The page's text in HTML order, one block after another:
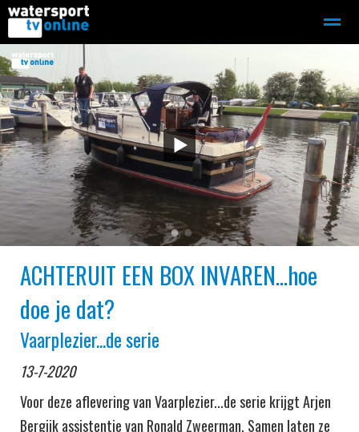
Zeilen Motorboot-sloep Redactie
Home Contact Bellen Zoeken
●●
ACHTERUIT EEN BOX INVAREN...hoe
doe je dat?
Vaarplezier...de serie
13-7-2020
Voor deze aflevering van Vaarplezier...de serie krijgt Arjen
Bergijk assistentie van Ronald Zweerman. Samen laten ze